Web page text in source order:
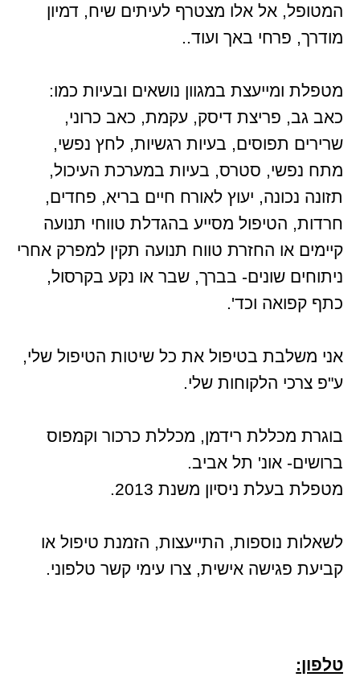
המטופל, אל אלו מצטרף לעיתים שיח, דמיון
מודרך, פרחי באך ועוד..
מטפלת ומייעצת במגוון נושאים ובעיות כמו:
כאב גב, פריצת דיסק, עקמת, כאב כרוני,
שרירים תפוסים, בעיות רגשיות, לחץ נפשי,
מתח נפשי, סטרס, בעיות במערכת העיכול,
תזונה נכונה, יעוץ לאורח חיים בריא, פחדים,
חרדות, הטיפול מסייע בהגדלת טווחי תנועה
קיימים או החזרת טווח תנועה תקין למפרק אחרי
ניתוחים שונים- בברך, שבר או נקע בקרסול,
כתף קפואה וכד'.
אני משלבת בטיפול את כל שיטות הטיפול שלי,
ע"פ צרכי הלקוחות שלי.
בוגרת מכללת רידמן, מכללת כרכור וקמפוס
ברושים- אונ' תל אביב.
מטפלת בעלת ניסיון משנת 2013.
לשאלות נוספות, התייעצות, הזמנת טיפול או
קביעת פגישה אישית, צרו עימי קשר טלפוני.
טלפון: